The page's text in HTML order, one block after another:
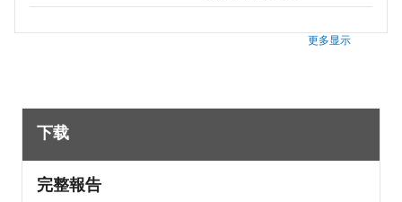
更多显示
下载
完整報告